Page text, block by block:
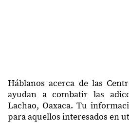
Háblanos acerca de las
ayudan a combatir las
Lachao, Oaxaca. Tu
para aquellos interesados en